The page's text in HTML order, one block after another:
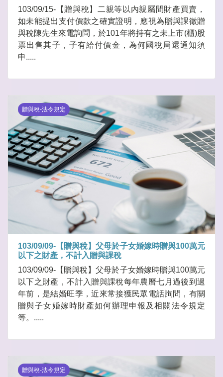
103/09/15-【贈與稅】二親等以內親屬間財產買賣，
如未能提出支付價款之確實證明，應視為贈與課徵贈
與稅陳先生來電詢問，於101年將持有之未上市(櫃)股
票出售其子，子有給付價金，為何國稅局還通知須
申.....
贈與稅-法令規定
103/09/09-【贈與稅】父母於子女婚嫁時贈與100萬元
以下之財產，不計入贈與課稅
103/09/09-【贈與稅】父母於子女婚嫁時贈與100萬元
以下之財產，不計入贈與課稅每年農曆七月過後到過
年前，是結婚旺季，近來常接獲民眾電話詢問，有關
贈與子女婚嫁時財產如何辦理申報及相關法令規定
等。.....
贈與稅-法令規定